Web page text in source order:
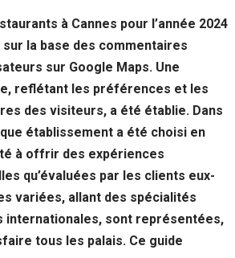
à Cannes pour l’année 2024
la base des commentaires
sur Google Maps. Une
reflétant les préférences et les
des visiteurs, a été établie. Dans
établissement a été choisi en
à offrir des expériences
qu’évaluées par les clients eux-
variées, allant des spécialités
internationales, sont représentées,
tous les palais. Ce guide